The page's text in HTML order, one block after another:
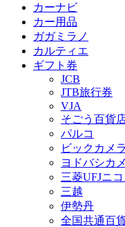
カーナビ
カー用品
ガガミラノ
カルティエ
ギフト券
JCB
JTB旅行券
VJA
そごう百貨
パルコ
ビックカメラ
ヨドバシカ
三菱UFJニコ
三越
伊勢丹
全国共通百